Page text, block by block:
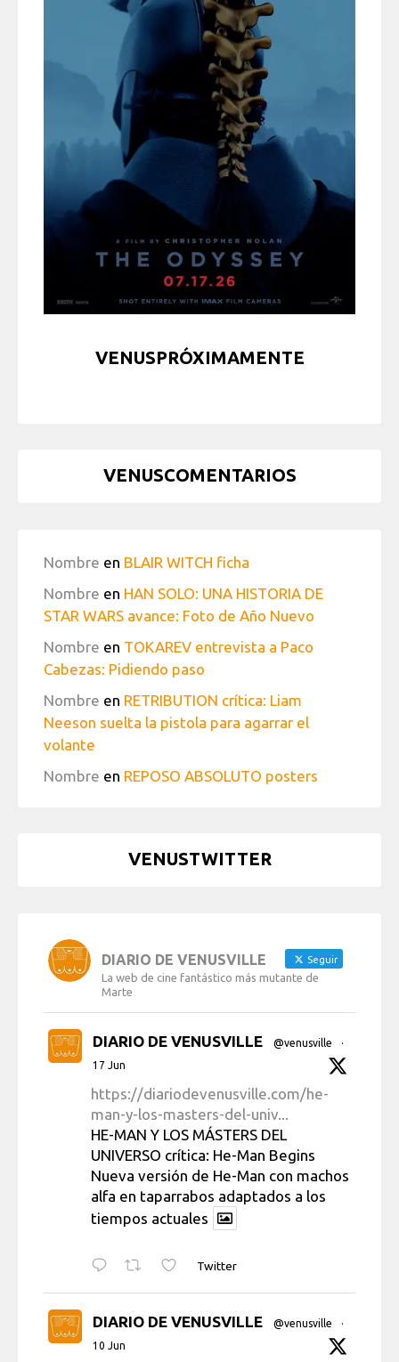
VENUSPRÓXIMAMENTE
VENUSCOMENTARIOS
Nombre en BLAIR WITCH ficha
Nombre en HAN SOLO: UNA HISTORIA DE
STAR WARS avance: Foto de Año Nuevo
Nombre en TOKAREV entrevista a Paco
Cabezas: Pidiendo paso
Nombre en RETRIBUTION crítica: Liam
Neeson suelta la pistola para agarrar el
volante
Nombre en REPOSO ABSOLUTO posters
VENUSTWITTER
DIARIO DE VENUSVILLE Seguir
La web de cine fantástico más mutante de
Marte
DIARIO DE VENUSVILLE @venusville
·
17 Jun
https://diariodevenusville.com/he-
man-y-los-masters-del-univ...
HE-MAN Y LOS MÁSTERS DEL
UNIVERSO crítica: He-Man Begins
Nueva versión de He-Man con machos
alfa en taparrabos adaptados a los
tiempos actuales
Twitter
DIARIO DE VENUSVILLE @venusville
·
10 Jun